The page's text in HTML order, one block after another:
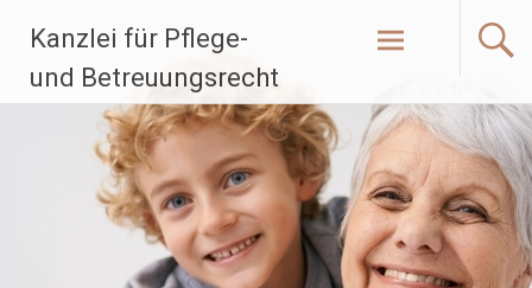
Inhalt
springen
Kanzlei für Pflege-
und Betreuungsrecht